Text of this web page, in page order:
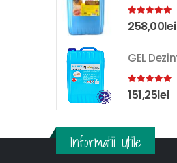
5.00out of 5
258,00lei
5.00out of 5
151,25lei
Informatii Utile